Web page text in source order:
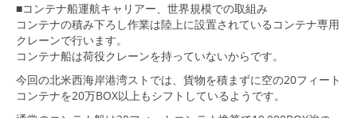
■コンテナ船運航キャリアー、世界規模での取組み
コンテナの積み下ろし作業は陸上に設置されているコンテナ専用
クレーンで行います。
コンテナ船は荷役クレーンを持っていないからです。
今回の北米西海岸港湾ストでは、貨物を積まずに空の20フィート
コンテナを20万BOX以上もシフトしているようです。